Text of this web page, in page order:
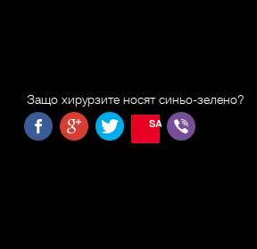
Защо хирурзите носят синьо-зелено?
SAVE